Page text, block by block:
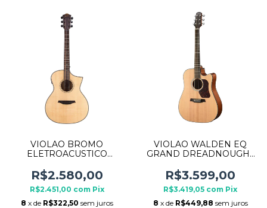
VIOLAO BROMO
ELETROACUSTICO
CUTAWAY BAT4CE
R$2.580,00
R$2.451,00 com Pix
8 x de R$322,50 sem juros
VIOLAO WALDEN EQ
GRAND DREADNOUGHT
NATURA500
R$3.599,00
R$3.419,05 com Pix
8 x de R$449,88 sem juros